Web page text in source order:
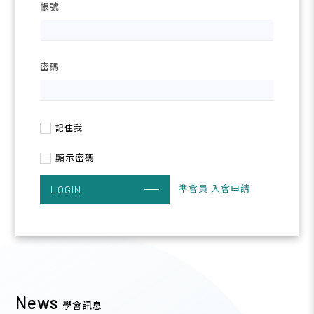
News學會訊息
帳號
密碼
記住我
顯示密碼
LOGIN 準會員 入會申請